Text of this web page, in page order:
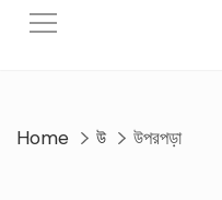
Home উ উপরপড়া